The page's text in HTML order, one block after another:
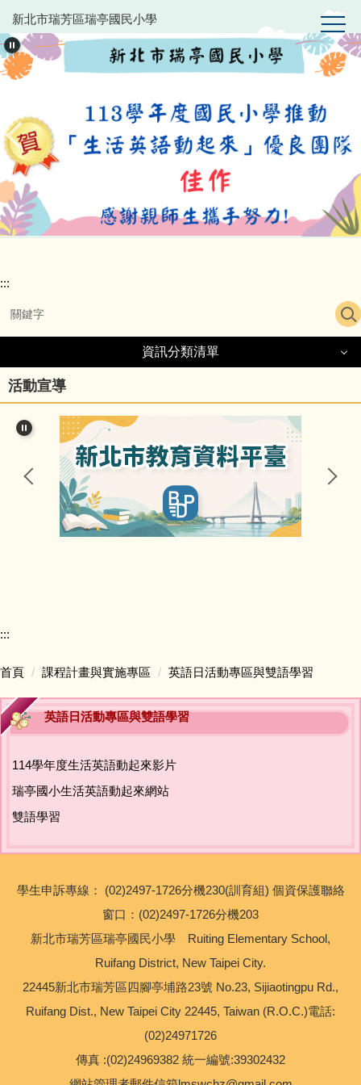
跳
到
主
要
內
區
新北市瑞芳區瑞亭國民小學
:::
資訊分類清單
行政團隊
榮譽事項與學校相關訊息
瑞亭國小臺灣母語日網站
瑞亭臺灣母語資源連結
防疫資訊與停課不停學專區
主題宣導專區
校園環境教育專區
瑞亭教育基金會
公職人員利益衝突迴避專區
生活英語專區
活動宣導
:::
首頁 課程計畫與實施專區 英語日活動專區與雙語學習
英語日活動專區與雙語學習
114學年度生活英語動起來影片
瑞亭國小生活英語動起來網站
雙語學習
學生申訴專線： (02)2497-1726分機230(訓育組) 個資保護聯絡
窗口：(02)2497-1726分機203
新北市瑞芳區瑞亭國民小學 Ruiting Elementary School,
Ruifang District, New Taipei City.
22445新北市瑞芳區四腳亭埔路23號 No.23, Sijiaotingpu Rd.,
Ruifang Dist., New Taipei City 22445, Taiwan (R.O.C.)電話:
(02)24971726
傳真 :(02)24969382 統一編號:39302432